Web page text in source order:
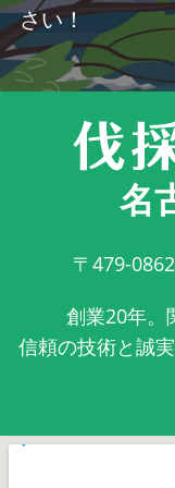
さい！
名
〒479-0862
創業20年。
信頼の技術と誠